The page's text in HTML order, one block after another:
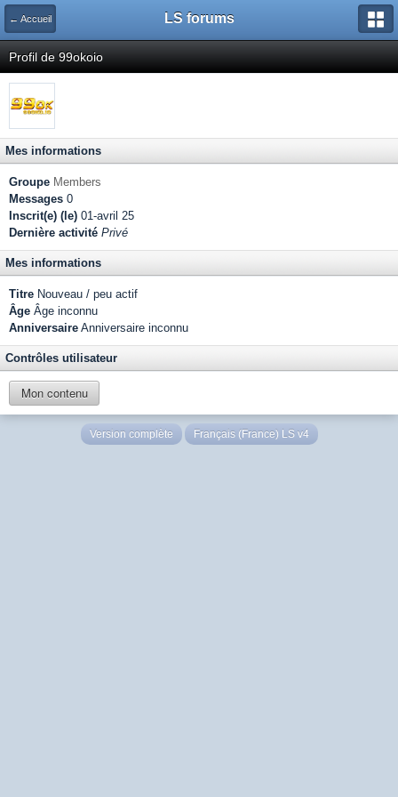
← Accueil LS forums
Profil de 99okoio
Mes informations
Groupe Members
Messages 0
Inscrit(e) (le) 01-avril 25
Dernière activité Privé
Mes informations
Titre Nouveau / peu actif
Âge Âge inconnu
Anniversaire Anniversaire inconnu
Contrôles utilisateur
Mon contenu
Version complète Français (France) LS v4